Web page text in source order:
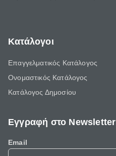
Κατάλογοι
Επαγγελματικός Κατάλογος
Ονομαστικός Κατάλογος
Κατάλογος Δημοσίου
Εγγραφή στο Newsletter
Email